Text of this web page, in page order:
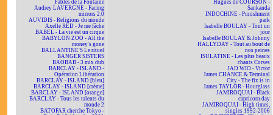
Fables de la Fontaine
Audrey LAVERGNE - Facing
mirrors 2.0
AUVIDIS - Religions du monde
Axelle RED - Je me fâche
BABEL - La vie est un cirque
BABYLON ZOO - All the
money's gone
BALLANTINE'S Le rituel
BANGER SISTERS
BAOBAB - 3 mix dub
BARCLAY - ISLAND -
Opération Libération
BARCLAY - ISLAND [bleu]
BARCLAY - ISLAND [crème]
BARCLAY - ISLAND [orange]
BARCLAY - Tous les talents du
monde 2
BATOFAR cherche Tokyo -
Hugues de COURSON -
Sankanda
INDOCHINE - Punishment
park
Isabelle BOULAY - Tout un
jour
Isabelle BOULAY & Johnny
HALLYDAY - Tout au bout de
nos peines
ISULATINE - Les plus beaux
chants Corses
JAD WIO - Victor
James CHANCE & Terminal
City - The fix is in
James TAYLOR - Hourglass
JAMIROQUAI - Black
capricorn day
JAMIROQUAI - High times,
singles 1992-2006